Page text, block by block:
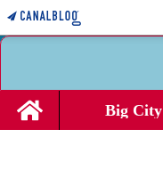
Home
Big City